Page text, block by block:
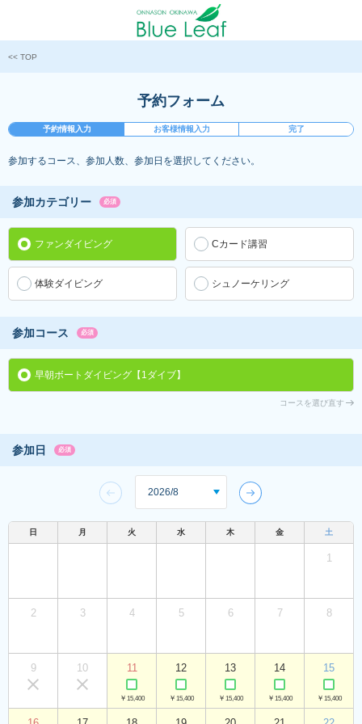
<< TOP
予約フォーム
予約情報入力 お客様情報入力 完了
参加するコース、参加人数、参加日を選択してください。
参加カテゴリー 必須
ファンダイビング Cカード講習
体験ダイビング シュノーケリング
参加コース 必須
早朝ボートダイビング【1ダイブ】
コースを選び直す
参加日 必須
日 月 火 水 木 金 土
1
2 3 4 5 6 7 8
9 10 11
￥15,400
12
￥15,400
13
￥15,400
14
￥15,400
15
￥15,400